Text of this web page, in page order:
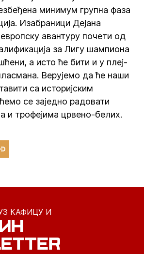
минимум групна фаза
Изабраници Дејана
авантуру почети од
за Лигу шампиона
а исто ће бити и у плеј-
Верујемо да ће наши
са историјским
се заједно радовати
и трофејима црвено-белих.
КАФИЦУ И